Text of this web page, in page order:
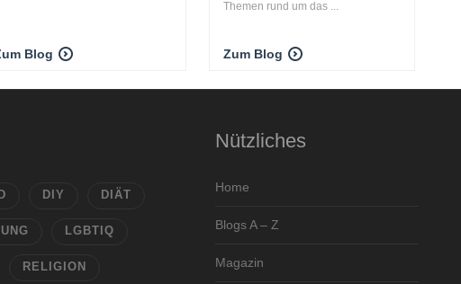
Blog
Themen rund um das ...
Zum Blog
DIY DIÄT
LGBTIQ
RELIGION
Nützliches
Home
Blogs A – Z
Magazin